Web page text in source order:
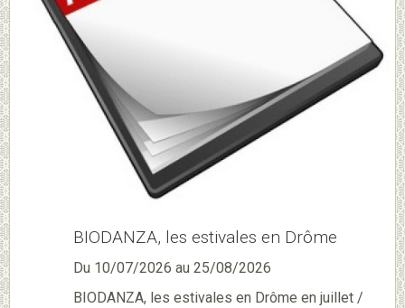
BIODANZA, les estivales en Drôme
Du 10/07/2026 au 25/08/2026
BIODANZA, les estivales en Drôme en juillet /